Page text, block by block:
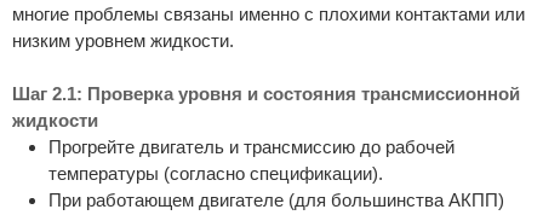
многие проблемы связаны именно с плохими контактами или
низким уровнем жидкости.
Шаг 2.1: Проверка уровня и состояния трансмиссионной
жидкости
Прогрейте двигатель и трансмиссию до рабочей
температуры (согласно спецификации).
При работающем двигателе (для большинства АКПП)